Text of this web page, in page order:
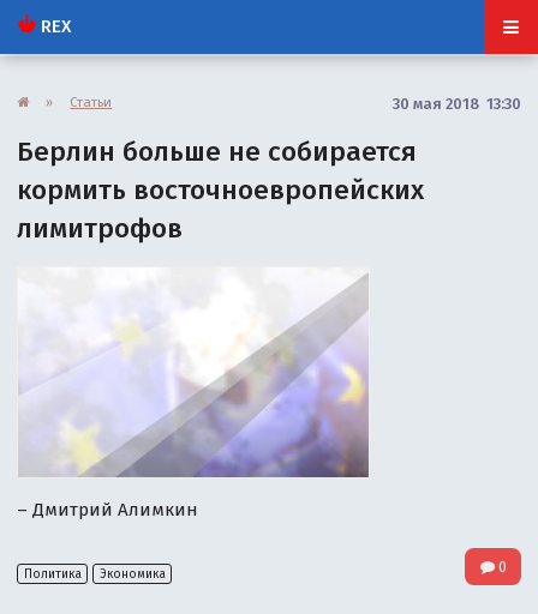
REX
» Статьи 30 мая 2018 13:30
Берлин больше не собирается
кормить восточноевропейских
лимитрофов
– Дмитрий Алимкин
Политика Экономика 0